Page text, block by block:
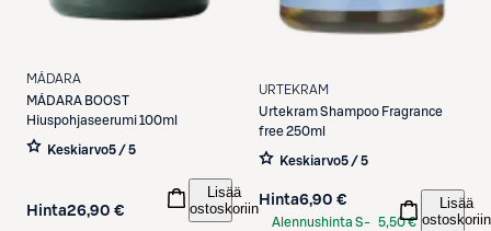
MÁDARA
MÁDARA BOOST
Hiuspohjaseerumi 100ml
Keskiarvo5 / 5
Hinta26,90 €
Lisää
ostoskoriin
URTEKRAM
UrtekramShampoo Fragrance
free 250ml
Keskiarvo5 / 5
Hinta6,90 €
Alennushinta S- 5,50 €
Lisää
ostoskoriin